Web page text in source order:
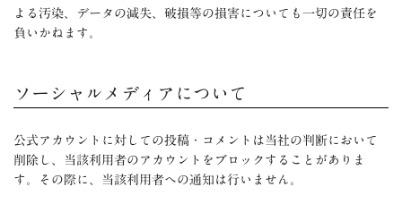
よる汚染、データの減失、破損等の損害についても一切の責任を
負いかねます。
ソーシャルメディアについて
公式アカウントに対しての投稿・コメントは当社の判断において
削除し、当該利用者のアカウントをブロックすることがありま
す。その際に、当該利用者への通知は行いません。